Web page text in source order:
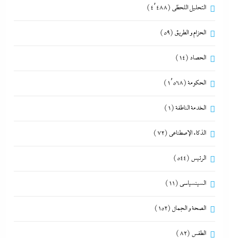
التحليل اللحظي (4٬488)
الحزام و الطريق (59)
الحصاد (14)
الحكومة(1٬568)
الخدمة الناطقة(1)
الذكاء الإصطناعي (72)
الرئيس (544)
السينسياسي (11)
الصحة و الجمال (152)
الطقس (82)